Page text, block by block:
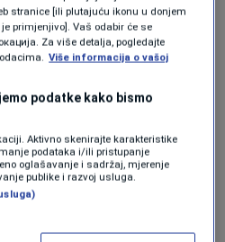
je ranjiva kategorija
je 'pacijenta zaštititi
mi sa našim pacijentima
Stabilni su, radni.
Osim toga, oni su
oko nas su i drugi
da su oni
stranice [ili plutajuću ikonu u donjem
primjenjivo]. Vaš odabir će se
Za više detalja, pogledajte
Više informacija o vašoj
podatke kako bismo
Aktivno skenirajte karakteristike
podataka i/ili pristupanje
oglašavanje i sadržaj, mjerenje
publike i razvoj usluga.